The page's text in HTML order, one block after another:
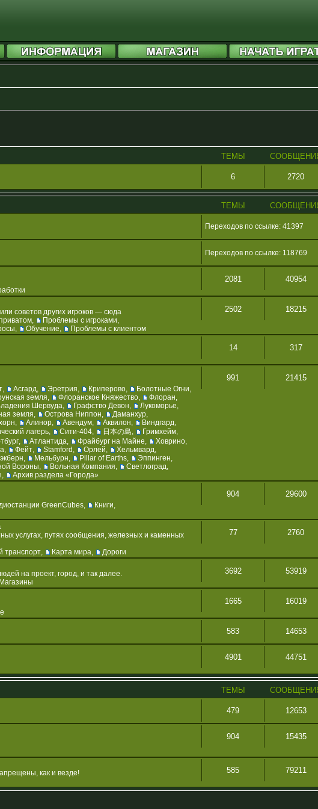
ТЕМЫ
6 2720
ТЕМЫ
Переходов по ссылке: 41397
Переходов по ссылке: 118769
2081 40954
советов других игроков — сюда
, Проблемы с игроками,
, Обучение, Проблемы с клиентом
2502 18215
14 317
, Асгард, Эретрия, Криперово, Болотные Огни,
земля, Флоранское Княжество, Флоран,
Шервуда, Графство Девон, Лукоморье,
земля, Острова Ниппон, Даманхур,
, Алинор, Авендум, Аквилон, Виндгард,
лагерь, Сити-404, 日本の島, Гримхейм,
, Атлантида, Фрайбург на Майне, Ховрино,
, Фейт, Stamford , Орлей, Хельмвард,
, Мельбурн, Pillar of Earths, Эппинген,
Вороны, Вольная Компания, Светлоград,
, Архив раздела «Города»
991 21415
GreenCubes, Книги,
904 29600
услугах, путях сообщения, железных и каменных
транспорт, Карта мира, Дороги
77 2760
на проект, город, и так далее.
Магазины
3692 53919
1665 16019
583 14653
4901 44751
ТЕМЫ
479 12653
904 15435
как и везде!
585 79211